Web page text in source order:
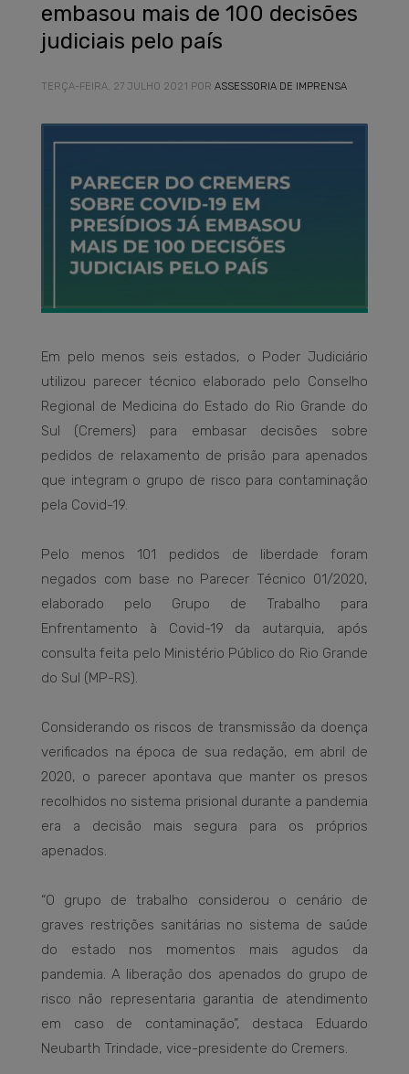
embasou mais de 100 decisões
judiciais pelo país
TERÇA-FEIRA, 27 JULHO 2021 POR ASSESSORIA DE IMPRENSA
Em pelo menos seis estados, o Poder Judiciário
utilizou parecer técnico elaborado pelo Conselho
Regional de Medicina do Estado do Rio Grande do
Sul (Cremers) para embasar decisões sobre
pedidos de relaxamento de prisão para apenados
que integram o grupo de risco para contaminação
pela Covid-19.
Pelo menos 101 pedidos de liberdade foram
negados com base no Parecer Técnico 01/2020,
elaborado pelo Grupo de Trabalho para
Enfrentamento à Covid-19 da autarquia, após
consulta feita pelo Ministério Público do Rio Grande
do Sul (MP-RS).
Considerando os riscos de transmissão da doença
verificados na época de sua redação, em abril de
2020, o parecer apontava que manter os presos
recolhidos no sistema prisional durante a pandemia
era a decisão mais segura para os próprios
apenados.
“O grupo de trabalho considerou o cenário de
graves restrições sanitárias no sistema de saúde
do estado nos momentos mais agudos da
pandemia. A liberação dos apenados do grupo de
risco não representaria garantia de atendimento
em caso de contaminação”, destaca Eduardo
Neubarth Trindade, vice-presidente do Cremers.